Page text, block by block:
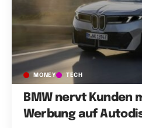
MONEY TECH
BMW nervt Kunden
Werbung auf